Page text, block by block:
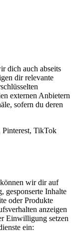
dich auch abseits
dir relevante
externen Anbietern
sofern du deren
TikTok
wir dir auf
gesponserte Inhalte
oder Produkte
anzeigen
Einwilligung setzen
ein: